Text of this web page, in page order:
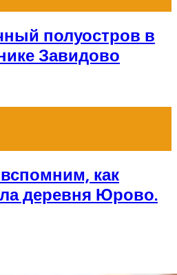
полуостров в
Завидово
как
деревня Юрово.